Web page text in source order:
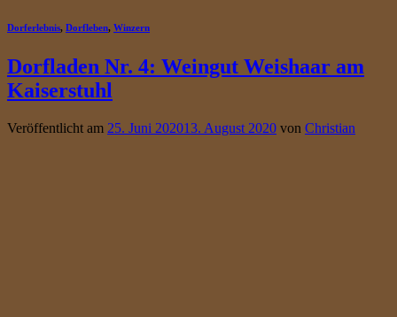
Dorferlebnis, Dorfleben, Winzern
Dorfladen Nr. 4: Weingut Weishaar am
Kaiserstuhl
Veröffentlicht am 25. Juni 202013. August 2020 von Christian